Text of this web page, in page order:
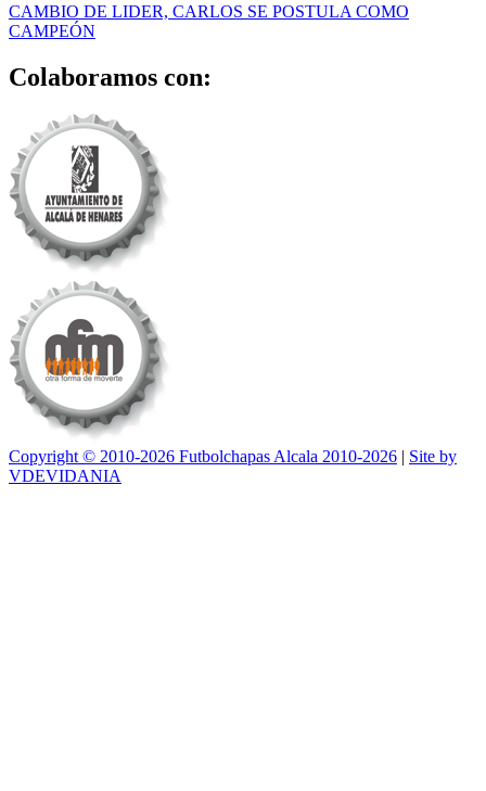
CAMBIO DE LIDER, CARLOS SE POSTULA COMO
CAMPEÓN
Colaboramos con:
Copyright © 2010-2026 Futbolchapas Alcala 2010-2026 | Site by
VDEVIDANIA